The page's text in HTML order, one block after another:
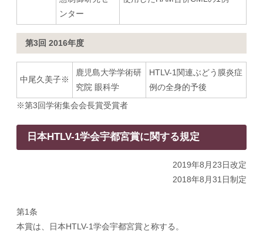
ンター
第3回 2016年度
中尾久美子※
鹿児島大学学術研
究院 眼科学
HTLV-1関連ぶどう膜炎症
例の全身的予後
※第3回学術集会会長賞受賞者
日本HTLV-1学会宇都宮賞に関する規定
2019年8月23日改定
2018年8月31日制定
第1条
本賞は、日本HTLV-1学会宇都宮賞と称する。